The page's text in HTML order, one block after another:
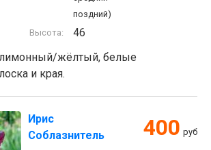
поздний)
Высота:
46
жёлтый, белые
и края.
Ирис
Соблазнитель
400 руб